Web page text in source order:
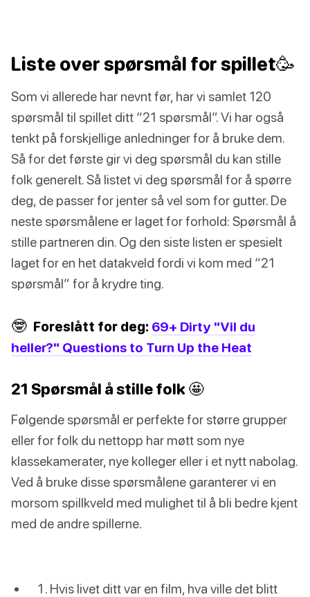
Liste over spørsmål for spillet🥳
Som vi allerede har nevnt før, har vi samlet 120
spørsmål til spillet ditt “21 spørsmål”. Vi har også
tenkt på forskjellige anledninger for å bruke dem.
Så for det første gir vi deg spørsmål du kan stille
folk generelt. Så listet vi deg spørsmål for å spørre
deg, de passer for jenter så vel som for gutter. De
neste spørsmålene er laget for forhold: Spørsmål å
stille partneren din. Og den siste listen er spesielt
laget for en het datakveld fordi vi kom med “21
spørsmål” for å krydre ting.
🤓 Foreslått for deg: 69+ Dirty "Vil du
heller?" Questions to Turn Up the Heat
21 Spørsmål å stille folk 🤩
Følgende spørsmål er perfekte for større grupper
eller for folk du nettopp har møtt som nye
klassekamerater, nye kolleger eller i et nytt nabolag.
Ved å bruke disse spørsmålene garanterer vi en
morsom spillkveld med mulighet til å bli bedre kjent
med de andre spillerne.
Hvis livet ditt var en film, hva ville det blitt